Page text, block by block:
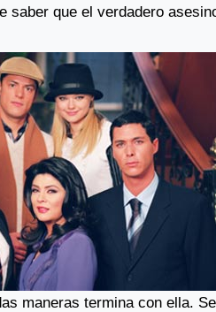
saber que el verdadero
maneras termina con ella.